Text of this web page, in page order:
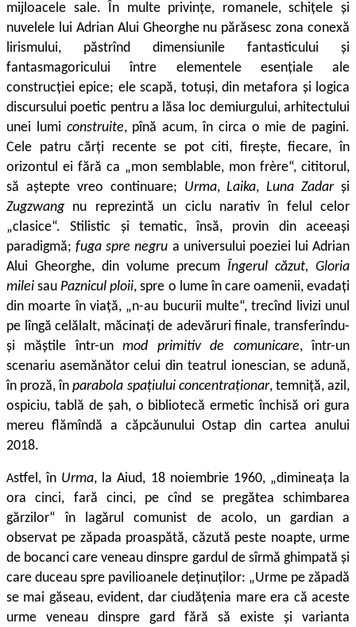
mijloacele sale. În multe privințe, romanele, schițele și
nuvelele lui Adrian Alui Gheorghe nu părăsesc zona conexă
li­rismului, păstrînd dimensiunile fantasticului și
fantasmagoricului între elementele esențiale ale
construcției epice; ele scapă, totu­și, din metafora și logica
discursului poetic pentru a lăsa loc de­miurgului, arhitectului
unei lumi construite, pînă acum, în circa o mie de pagini.
Cele patru cărți recente se pot citi, firește, fiecare, în
orizontul ei fără ca „mon semblable, mon frère“, cititorul,
să aștepte vreo continuare; Urma,Laika, Luna Zadarși
Zugzwang nu reprezintă un ciclu narativ în felul celor
„clasice“. Stilistic și tematic, însă, provin din aceeași
paradigmă;fuga spre negru a universului poeziei lui Adrian
Alui Gheorghe, din volume precum Îngerul căzut, Gloria
milei sau Paznicul ploii, spre o lume în care oamenii, evadați
din moarte în viață, „n-au bucurii multe“, trecînd livizi unul
pe lîngă celălalt, măcinați de adevăruri finale, transferîndu-
și măștile într-unmod primitiv de comunicare, într-un
scenariu asemănător celui din teatrul ionescian, se adună,
în proză, înparabola spațiului concentraționar, temniță, azil,
ospiciu, tablă de șah, o bibliotecă ermetic închisă ori gura
mereu flămîndă a căpcăunului Ostap din cartea anului
2018.
Astfel, în Urma, la Aiud, 18 noiembrie 1960, „dimineața la
ora cinci, fară cinci, pe cînd se pregătea schimbarea
gărzilor“ în lagărul comunist de acolo, un gardian a
observat pe zăpada proaspătă, căzută peste noapte, urme
de bocanci care ve­neau dinspre gardul de sîrmă ghimpată și
care duceau spre pavilioa­nele deținuților: „Urme pe zăpadă
se mai găseau, evident, dar ciudă­țenia mare era că aceste
urme veneau dinspre gard fără să existe și varianta